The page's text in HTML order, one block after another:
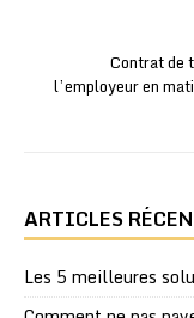
Contrat de
l’employeur en
ARTICLES
Les 5 meilleures